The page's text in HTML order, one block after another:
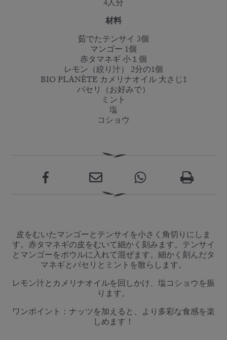
4人分
材料
茹でたテンサイ 3個
マンゴー 1個
赤タマネギ 小１個
レモン（絞り汁） 2分の1個
BIO PLANÈTE カメリナオイル 大さじ1
パセリ（お好みで）
ミント
塩
コショウ
皮をむいたマンゴーとテンサイを小さく角切りにしま
す。赤タマネギの皮をむいて細かく刻みます。テンサイ
とマンゴーをボウルに入れて混ぜます。細かく刻んだタ
マネギとパセリとミントを散らします。
レモン汁とカメリナオイルを回しかけ、塩コショウを振
ります。
ワンポイント：ナッツを加えると、より多彩な食感を楽
しめます！